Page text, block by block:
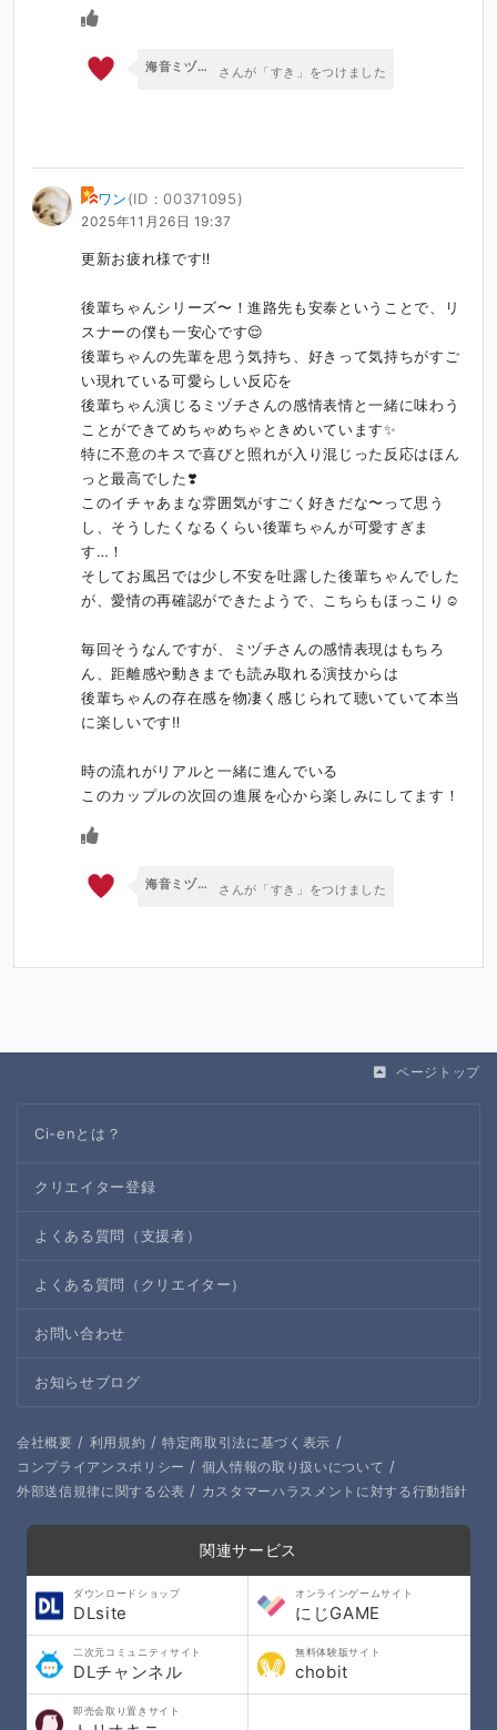
海音ミヅチVoice【蜜栗雨/専水庭】 さんが「すき」をつけました
ワン(ID：00371095)
2025年11月26日 19:37
更新お疲れ様です‼️
後輩ちゃんシリーズ〜！進路先も安泰ということで、リ
スナーの僕も一安心です😌
後輩ちゃんの先輩を思う気持ち、好きって気持ちがすご
い現れている可愛らしい反応を
後輩ちゃん演じるミヅチさんの感情表情と一緒に味わう
ことができてめちゃめちゃときめいています✨
特に不意のキスで喜びと照れが入り混じった反応はほん
っと最高でした❣️
このイチャあまな雰囲気がすごく好きだな〜って思う
し、そうしたくなるくらい後輩ちゃんが可愛すぎま
す…！
そしてお風呂では少し不安を吐露した後輩ちゃんでした
が、愛情の再確認ができたようで、こちらもほっこり☺️
毎回そうなんですが、ミヅチさんの感情表現はもちろ
ん、距離感や動きまでも読み取れる演技からは
後輩ちゃんの存在感を物凄く感じられて聴いていて本当
に楽しいです‼️
時の流れがリアルと一緒に進んでいる
このカップルの次回の進展を心から楽しみにしてます！
海音ミヅチVoice【蜜栗雨/専水庭】 さんが「すき」をつけました
ページトップ
Ci-enとは？
クリエイター登録
よくある質問（支援者）
よくある質問（クリエイター）
お問い合わせ
お知らせブログ
会社概要 / 利用規約 / 特定商取引法に基づく表示 /
コンプライアンスポリシー / 個人情報の取り扱いについて /
外部送信規律に関する公表 / カスタマーハラスメントに対する行動指針
関連サービス
ダウンロードショップ
DLsite
オンラインゲームサイト
にじGAME
二次元コミュニティサイト
DLチャンネル
無料体験版サイト
chobit
即売会取り置きサイト